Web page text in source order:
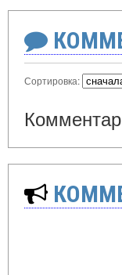
Сортировка: